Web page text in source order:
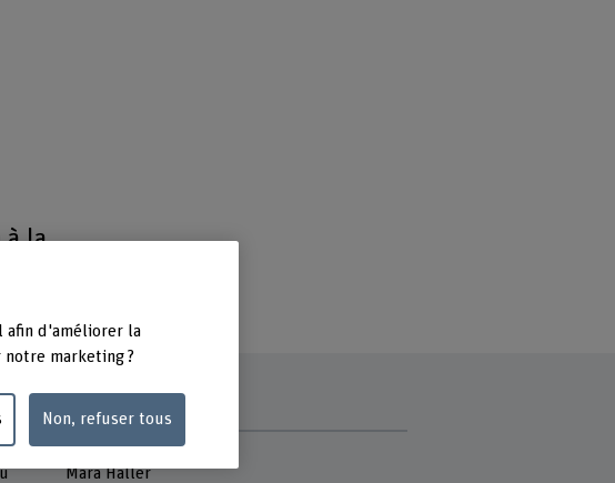
à la
Équipe du projet
Mara Haller
afin d'améliorer la
marketing ?
Non, refuser tous